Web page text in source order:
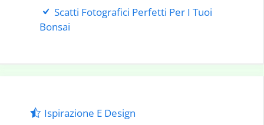
Scatti Fotografici Perfetti Per I Tuoi
Bonsai
Ispirazione E Design